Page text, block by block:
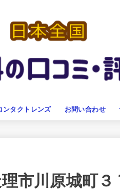
ンタクトレンズ お問い合わせ
市川原城町３